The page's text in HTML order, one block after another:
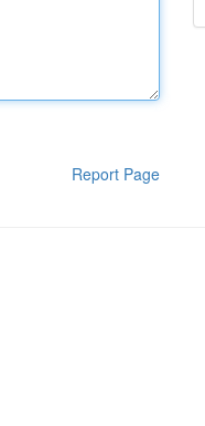
Report Page